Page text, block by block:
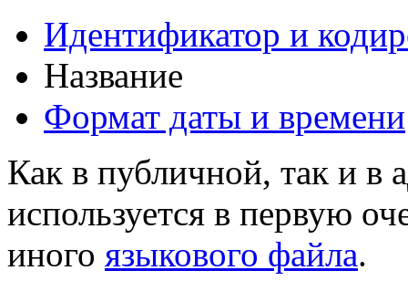
Идентификатор и
Название
Формат даты и времени
Как в публичной, так и в
используется в первую
иного языкового файла.